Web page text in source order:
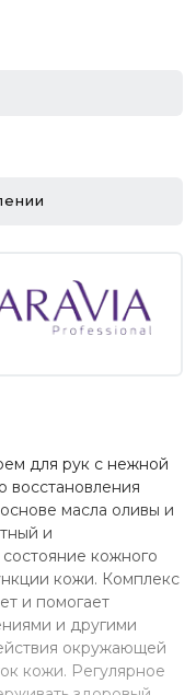
для рук с нежной
восстановления
масла оливы и
и
кожного
кожи. Комплекс
и помогает
и другими
окружающей
кожи. Регулярное